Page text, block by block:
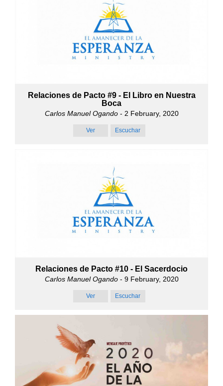
Relaciones de Pacto #9 - El Libro en Nuestra
Boca
Carlos Manuel Ogando- 2 February, 2020
Ver Escuchar
Relaciones de Pacto #10 - El Sacerdocio
Carlos Manuel Ogando- 9 February, 2020
Ver Escuchar